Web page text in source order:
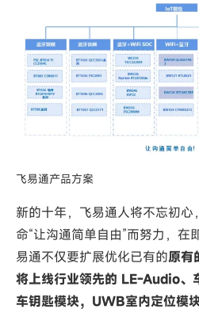
飞易通产品方案
新的十年，飞易通人将不忘初
命“让沟通简单自由”而努力，
易通不仅要扩展优化已有的原有
将上线行业领先的 LE-Audio
车钥匙模块，UWB室内定位模